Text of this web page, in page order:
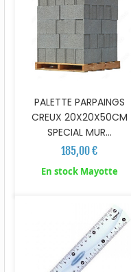
PALETTE PARPAINGS
CREUX 20X20X50CM
SPECIAL MUR...
185,00 €
En stock Mayotte